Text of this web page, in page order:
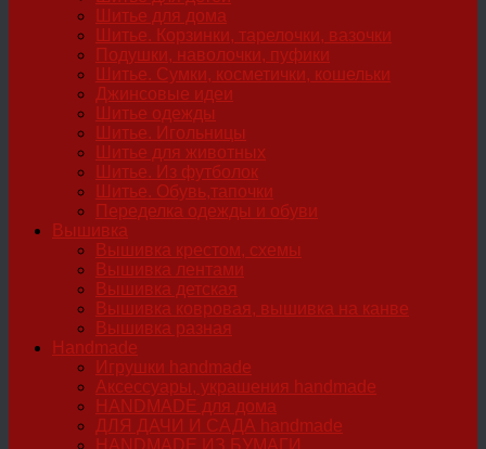
Шитье для дома
Шитье. Корзинки, тарелочки, вазочки
Подушки, наволочки, пуфики
Шитье. Сумки, косметички, кошельки
Джинсовые идеи
Шитье одежды
Шитье. Игольницы
Шитье для животных
Шитье. Из футболок
Шитье. Обувь,тапочки
Переделка одежды и обуви
Вышивка
Вышивка крестом, схемы
Вышивка лентами
Вышивка детская
Вышивка ковровая, вышивка на канве
Вышивка разная
Handmade
Игрушки handmade
Аксессуары, украшения handmade
HANDMADE для дома
ДЛЯ ДАЧИ И САДА handmade
HANDMADE ИЗ БУМАГИ